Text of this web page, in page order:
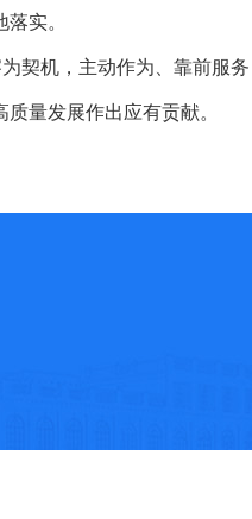
实。
契机，主动作为、靠前服
量发展作出应有贡献。